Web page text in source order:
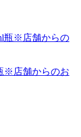
※店舗からのお